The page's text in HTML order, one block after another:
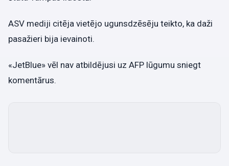
ASV mediji citēja vietējo ugunsdzēsēju teikto, ka daži
pasažieri bija ievainoti.
«JetBlue» vēl nav atbildējusi uz AFP lūgumu sniegt
komentārus.